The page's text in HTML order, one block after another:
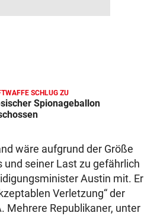
SCHLUG ZU
Spionageballon
wäre aufgrund der Größe
und seiner Last zu gefährlich
Austin mit. Er
Verletzung“ der
Mehrere Republikaner, unter